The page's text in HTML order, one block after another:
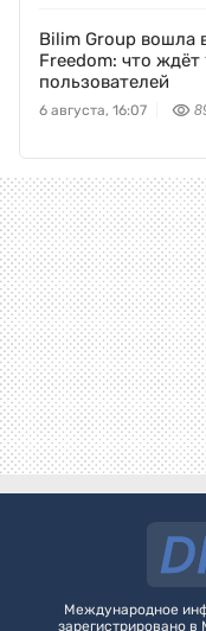
Bilim Group вошла
Freedom: что ждёт
пользователей
6 августа, 16:07
Международное
зарегистрировано